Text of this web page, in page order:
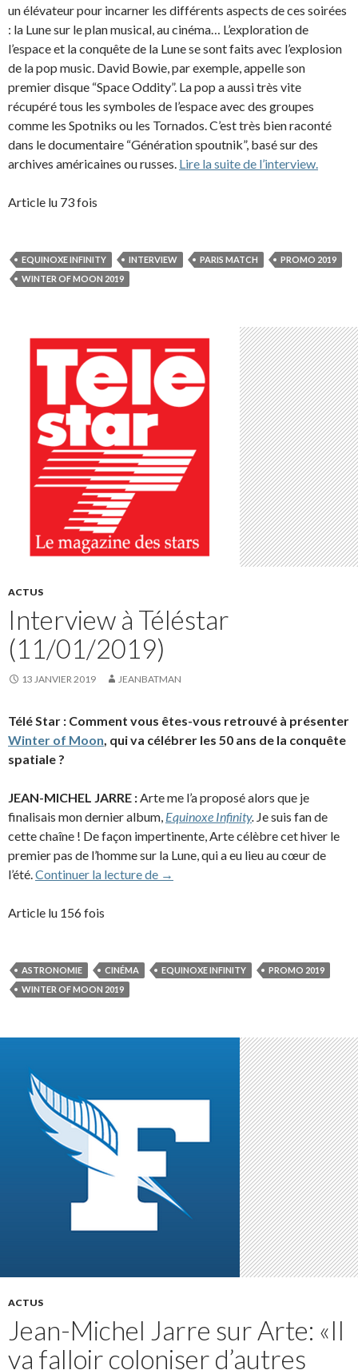
un élévateur pour incarner les différents aspects de ces soirées
: la Lune sur le plan musical, au cinéma… L’exploration de
l’espace et la conquête de la Lune se sont faits avec l’explosion
de la pop music. David Bowie, par exemple, appelle son
premier disque “Space Oddity”. La pop a aussi très vite
récupéré tous les symboles de l’espace avec des groupes
comme les Spotniks ou les Tornados. C’est très bien raconté
dans le documentaire “Génération spoutnik”, basé sur des
archives américaines ou russes. Lire la suite de l’interview.
Article lu 73 fois
EQUINOXE INFINITY INTERVIEW PARIS MATCH
PROMO 2019
WINTER OF MOON 2019
ACTUS
Interview à Téléstar
(11/01/2019)
13 JANVIER 2019 JEANBATMAN
Télé Star : Comment vous êtes-vous retrouvé à présenter
Winter of Moon, qui va célébrer les 50 ans de la conquête
spatiale ?
JEAN-MICHEL JARRE :Arte me l’a proposé alors que je
finalisais mon dernier album, Equinoxe Infinity. Je suis fan de
cette chaîne ! De façon impertinente, Arte célèbre cet hiver le
premier pas de l’homme sur la Lune, qui a eu lieu au cœur de
l’été.Continuer la lecture de Interview à Téléstar (11/01/2019)
→
Article lu 156 fois
ASTRONOMIE CINÉMA EQUINOXE INFINITY
PROMO 2019
WINTER OF MOON 2019
ACTUS
Jean-Michel Jarre sur Arte: «Il
va falloir coloniser d’autres